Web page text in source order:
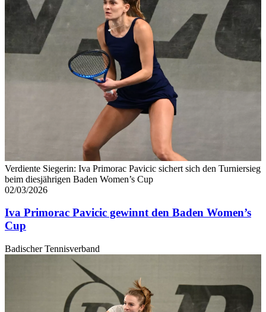
Verdiente Siegerin: Iva Primorac Pavicic sichert sich den Turniersieg
beim diesjährigen Baden Women’s Cup
02/03/2026
Iva Primorac Pavicic gewinnt den Baden Women’s
Cup
Badischer Tennisverband